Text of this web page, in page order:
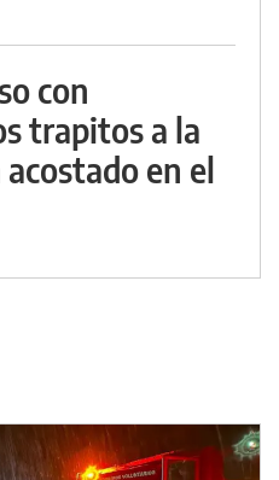
con
trapitos a la
en el